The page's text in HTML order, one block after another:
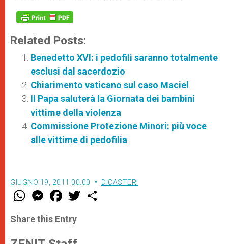
Related Posts:
Benedetto XVI: i pedofili saranno totalmente
esclusi dal sacerdozio
Chiarimento vaticano sul caso Maciel
Il Papa saluterà la Giornata dei bambini
vittime della violenza
Commissione Protezione Minori: più voce
alle vittime di pedofilia
GIUGNO 19, 2011 00:00 DICASTERI
W
t
s
p
M
e
s
e
g
F
a
e
b
o
w
Share this Entry